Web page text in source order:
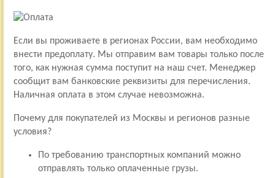
Если вы проживаете в регионах России, вам необходимо
внести предоплату. Мы отправим вам товары только после
того, как нужная сумма поступит на наш счет. Менеджер
сообщит вам банковские реквизиты для перечисления.
Наличная оплата в этом случае невозможна.
Почему для покупателей из Москвы и регионов разные
условия?
По требованию транспортных компаний можно
отправлять только оплаченные грузы.